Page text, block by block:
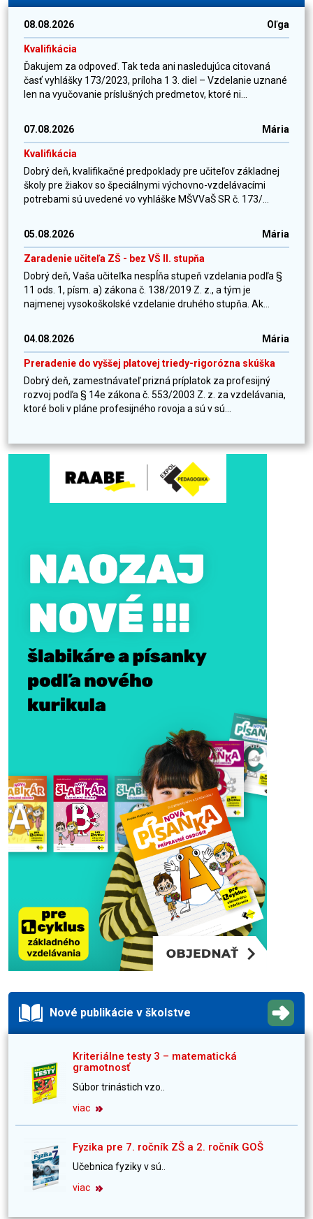
08.08.2026 Oľga
Kvalifikácia
Ďakujem za odpoveď. Tak teda ani nasledujúca citovaná
časť vyhlášky 173/2023, príloha 1 3. diel – Vzdelanie uznané
len na vyučovanie príslušných predmetov, ktoré ni...
07.08.2026 Mária
Kvalifikácia
Dobrý deň, kvalifikačné predpoklady pre učiteľov základnej
školy pre žiakov so špeciálnymi výchovno-vzdelávacími
potrebami sú uvedené vo vyhláške MŠVVaŠ SR č. 173/...
05.08.2026 Mária
Zaradenie učiteľa ZŠ - bez VŠ II. stupňa
Dobrý deň, Vaša učiteľka nespĺňa stupeň vzdelania podľa §
11 ods. 1, písm. a) zákona č. 138/2019 Z. z., a tým je
najmenej vysokoškolské vzdelanie druhého stupňa. Ak...
04.08.2026 Mária
Preradenie do vyššej platovej triedy-rigorózna skúška
Dobrý deň, zamestnávateľ prizná príplatok za profesijný
rozvoj podľa § 14e zákona č. 553/2003 Z. z. za vzdelávania,
ktoré boli v pláne profesijného rovoja a sú v sú...
Nové publikácie v školstve
Kriteriálne testy 3 – matematická
gramotnosť
Súbor trinástich vzo..
viac
Fyzika pre 7. ročník ZŠ a 2. ročník GOŠ
Učebnica fyziky v sú..
viac